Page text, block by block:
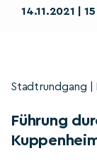
14.11.2021 |
Stadtrundgang |
Führung